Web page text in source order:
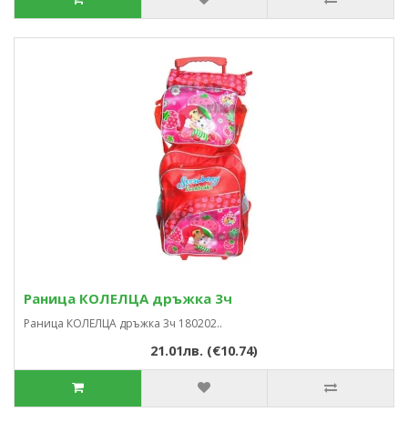
Раница КОЛЕЛЦА дръжка 3ч
Раница КОЛЕЛЦА дръжка 3ч 180202..
21.01лв. (€10.74)